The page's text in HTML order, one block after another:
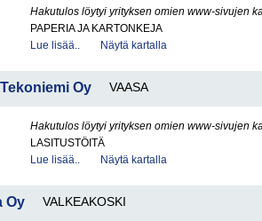
Hakutulos löytyi yrityksen omien www-sivujen
PAPERIA JA KARTONKEJA
Lue lisää..
Näytä kartalla
Oy VAASA
Hakutulos löytyi yrityksen omien www-sivujen
LASITUSTÖITÄ
Lue lisää..
Näytä kartalla
Oy VALKEAKOSKI